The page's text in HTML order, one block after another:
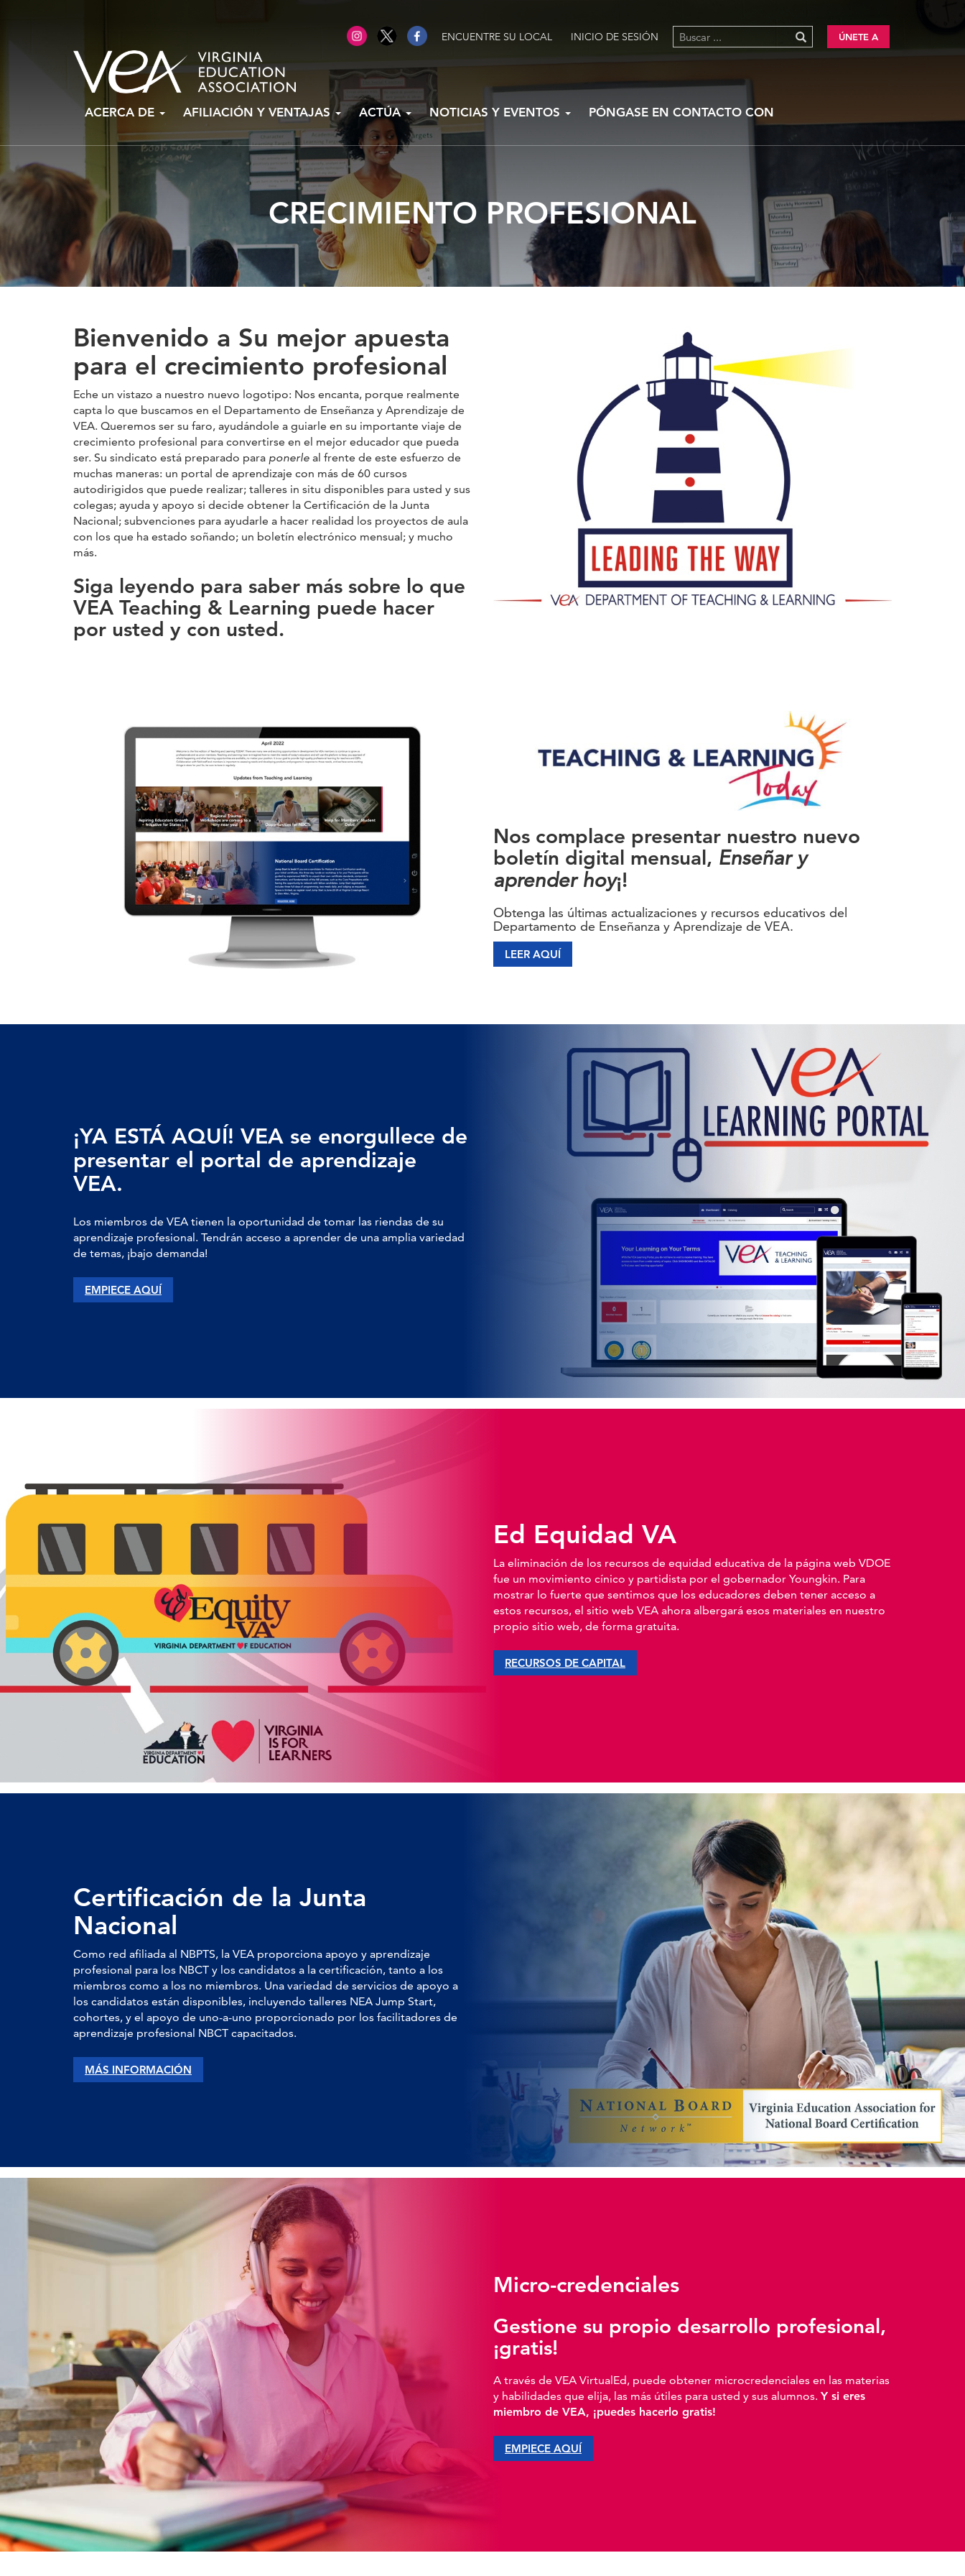
ENCUENTRE SU LOCAL INICIO DE SESIÓN ÚNETE A
contenido
ACERCA DE AFILIACIÓN Y VENTAJAS ACTÚA NOTICIAS Y EVENTOS PÓNGASE EN CONTACTO CON
CRECIMIENTO PROFESIONAL
Bienvenido a Su mejor apuesta
para el crecimiento profesional
Eche un vistazo a nuestro nuevo logotipo: Nos encanta, porque realmente
capta lo que buscamos en el Departamento de Enseñanza y Aprendizaje de
VEA. Queremos ser su faro, ayudándole a guiarle en su importante viaje de
crecimiento profesional para convertirse en el mejor educador que pueda
ser. Su sindicato está preparado para ponerle al frente de este esfuerzo de
muchas maneras: un portal de aprendizaje con más de 60 cursos
autodirigidos que puede realizar; talleres in situ disponibles para usted y sus
colegas; ayuda y apoyo si decide obtener la Certificación de la Junta
Nacional; subvenciones para ayudarle a hacer realidad los proyectos de aula
con los que ha estado soñando; un boletín electrónico mensual; y mucho
más.
Siga leyendo para saber más sobre lo que
VEA Teaching & Learning puede hacer
por usted y con usted.
Nos complace presentar nuestro nuevo
boletín digital mensual, Enseñar y
aprender hoy¡!
Obtenga las últimas actualizaciones y recursos educativos del
Departamento de Enseñanza y Aprendizaje de VEA.
LEER AQUÍ
¡YA ESTÁ AQUÍ! VEA se enorgullece de
presentar el portal de aprendizaje
VEA.
Los miembros de VEA tienen la oportunidad de tomar las riendas de su
aprendizaje profesional. Tendrán acceso a aprender de una amplia variedad
de temas, ¡bajo demanda!
EMPIECE AQUÍ
Ed Equidad VA
La eliminación de los recursos de equidad educativa de la página web VDOE
fue un movimiento cínico y partidista por el gobernador Youngkin. Para
mostrar lo fuerte que sentimos que los educadores deben tener acceso a
estos recursos, el sitio web VEA ahora albergará esos materiales en nuestro
propio sitio web, de forma gratuita.
RECURSOS DE CAPITAL
Certificación de la Junta
Nacional
Como red afiliada al NBPTS, la VEA proporciona apoyo y aprendizaje
profesional para los NBCT y los candidatos a la certificación, tanto a los
miembros como a los no miembros. Una variedad de servicios de apoyo a
los candidatos están disponibles, incluyendo talleres NEA Jump Start,
cohortes, y el apoyo de uno-a-uno proporcionado por los facilitadores de
aprendizaje profesional NBCT capacitados.
MÁS INFORMACIÓN
Micro-credenciales
Gestione su propio desarrollo profesional,
¡gratis!
A través de VEA VirtualEd, puede obtener microcredenciales en las materias
y habilidades que elija, las más útiles para usted y sus alumnos. Y si eres
miembro de VEA, ¡puedes hacerlo gratis!
EMPIECE AQUÍ